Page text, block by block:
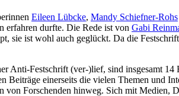
Eileen Lübcke, Mandy Schiefner-Rohs
erfahren durfte. Die Rede ist von Gabi
sie ist wohl auch geglückt. Da die
Festschrift (ver-)lief, sind insgesamt 14
einerseits die vielen Themen und
Forschenden hinweg. Sich mit Medien,